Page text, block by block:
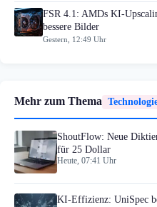
FSR 4.1: AMDs KI-
bessere Bilder
Gestern, 12:49 Uhr
Mehr zum Thema
ShoutFlow: Neue
für 25 Dollar
Heute, 07:41 Uhr
KI-Effizienz: UniSpec